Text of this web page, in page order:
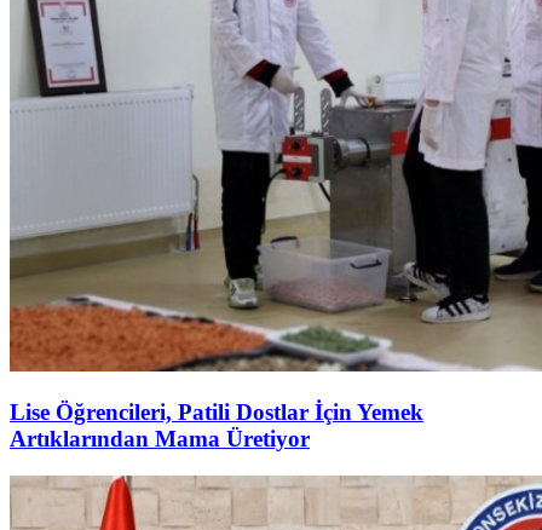
Lise Öğrencileri, Patili Dostlar İçin Yemek
Artıklarından Mama Üretiyor